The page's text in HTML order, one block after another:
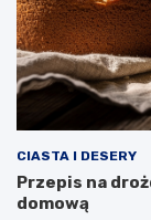
CIASTA I DESERY
Przepis na
domową